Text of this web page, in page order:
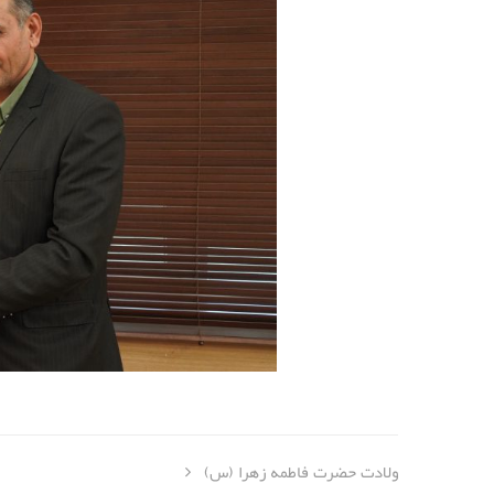
ولادت حضرت فاطمه زهرا (س)